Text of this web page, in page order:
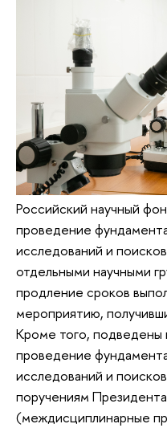
Российский научный
проведение
исследований и
отдельными научными
продление сроков
мероприятию,
Кроме того, подведены
проведение
исследований и
поручениям
(междисциплинарные